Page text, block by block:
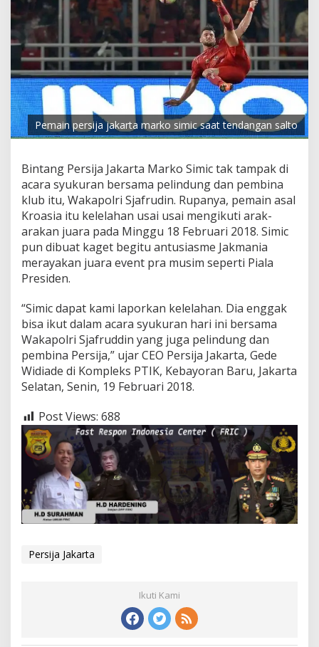
Pemain persija jakarta marko simic saat tendangan salto
Bintang Persija Jakarta Marko Simic tak tampak di
acara syukuran bersama pelindung dan pembina
klub itu, Wakapolri Sjafrudin. Rupanya, pemain asal
Kroasia itu kelelahan usai usai mengikuti arak-
arakan juara pada Minggu 18 Februari 2018. Simic
pun dibuat kaget begitu antusiasme Jakmania
merayakan juara event pra musim seperti Piala
Presiden.
“Simic dapat kami laporkan kelelahan. Dia enggak
bisa ikut dalam acara syukuran hari ini bersama
Wakapolri Sjafruddin yang juga pelindung dan
pembina Persija,” ujar CEO Persija Jakarta, Gede
Widiade di Kompleks PTIK, Kebayoran Baru, Jakarta
Selatan, Senin, 19 Februari 2018.
Post Views: 688
Persija Jakarta
Ikuti Kami